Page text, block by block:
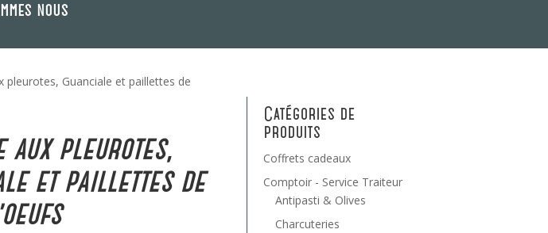
nous
pleurotes, Guanciale et paillettes de
aux pleurotes,
et paillettes de
Catégories de
produits
Coffrets cadeaux
Comptoir - Service Traiteur
Antipasti & Olives
Charcuteries